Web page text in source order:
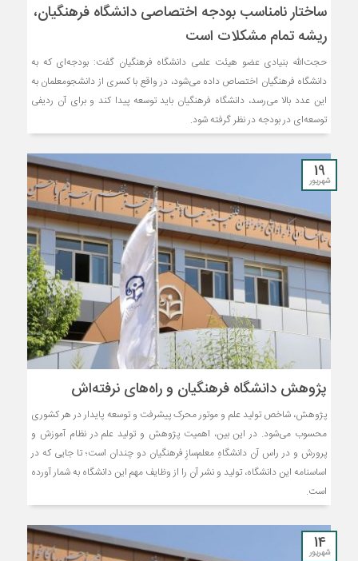
ساختار نامناسب بودجه اختصاصی دانشگاه فرهنگیان،
ریشه تمام مشکلات است
حجت‌الله بنیادی عضو هیئت علمی دانشگاه فرهنگیان گفت: بودجه‌ای که به
دانشگاه فرهنگیان اختصاص داده می‌شود، در واقع با کسری از دانشجومعلمان به
این عدد بالا می‌رسد، دانشگاه فرهنگیان باید توسعه پیدا کند و برای آن ردیفی
توسعه‌ای در بودجه در نظر گرفته شود.
19
شهریور
پژوهش دانشگاه فرهنگیان و راه‌های نرفته‌اش
پژوهش، شاخص تولید علم و موتور محرک پیشرفت و توسعه پایدار در هر کشوری
محسوب می‌شود. در این بین، اهمیت پژوهش و تولید علم در نظام آموزش و
پرورش و در راس آن دانشگاهِ معلم‌سازِ فرهنگیان دو چندان است؛ تا جایی که در
اساسنامه این دانشگاه، تولید و نشر آن را از وظایف مهم این دانشگاه به شمار آورده
است.
14
شهریور